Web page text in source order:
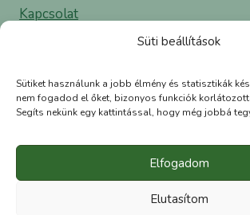
Süti beállítások
Sütiket használunk a jobb élmény és statisztikák
nem fogadod el őket, bizonyos funkciók
Segíts nekünk egy kattintással, hogy még jobbá
Elfogadom
Elutasítom
Kapcsolat
☎ 06 30 500 29 11